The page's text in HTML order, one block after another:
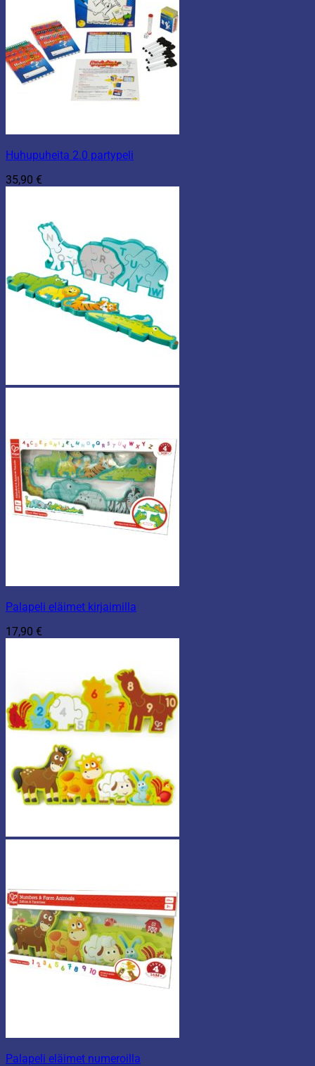
Huhupuheita 2.0 partypeli
35,90 €
Palapeli eläimet kirjaimilla
17,90 €
Palapeli eläimet numeroilla